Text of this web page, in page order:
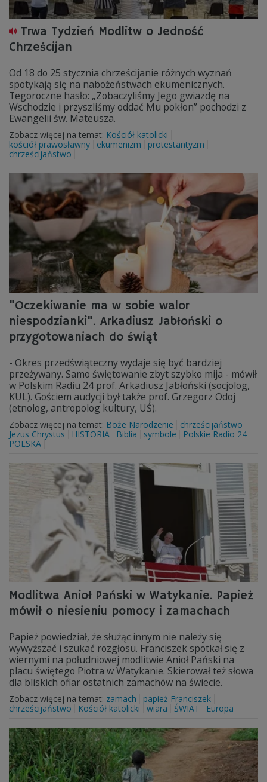
Trwa Tydzień Modlitw o Jedność
Chrześcijan
Od 18 do 25 stycznia chrześcijanie różnych wyznań
spotykają się na nabożeństwach ekumenicznych.
Tegoroczne hasło: „Zobaczyliśmy Jego gwiazdę na
Wschodzie i przyszliśmy oddać Mu pokłon” pochodzi z
Ewangelii św. Mateusza.
Zobacz więcej na temat: Kościół katolicki
kościół prawosławny
ekumenizm
protestantyzm
chrześcijaństwo
"Oczekiwanie ma w sobie walor
niespodzianki". Arkadiusz Jabłoński o
przygotowaniach do świąt
- Okres przedświąteczny wydaje się być bardziej
przeżywany. Samo świętowanie zbyt szybko mija - mówił
w Polskim Radiu 24 prof. Arkadiusz Jabłoński (socjolog,
KUL). Gościem audycji był także prof. Grzegorz Odoj
(etnolog, antropolog kultury, UŚ).
Zobacz więcej na temat: Boże Narodzenie
chrześcijaństwo
Jezus Chrystus
HISTORIA Biblia symbole
Polskie Radio 24
POLSKA
Modlitwa Anioł Pański w Watykanie. Papież
mówił o niesieniu pomocy i zamachach
Papież powiedział, że służąc innym nie należy się
wywyższać i szukać rozgłosu. Franciszek spotkał się z
wiernymi na południowej modlitwie Anioł Pański na
placu świętego Piotra w Watykanie. Skierował też słowa
dla bliskich ofiar ostatnich zamachów na świecie.
Zobacz więcej na temat: zamach
papież Franciszek
chrześcijaństwo
Kościół katolicki wiara ŚWIAT Europa